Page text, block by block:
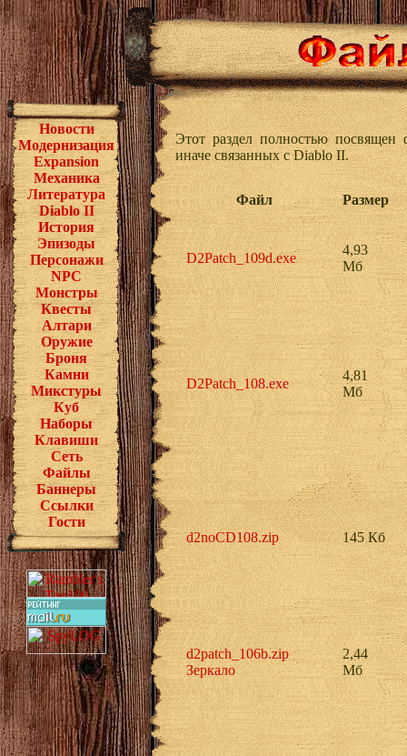
Новости
Модернизация
Expansion
Механика
Литература
Diablo II
История
Эпизоды
Персонажи
NPC
Монстры
Квесты
Алтари
Оружие
Броня
Камни
Микстуры
Куб
Наборы
Клавиши
Сеть
Файлы
Баннеры
Ссылки
Гости
Этот раздел полностью
иначе связанных с Diablo II.
Файл Размер
D2Patch_109d.exe
4,93
Мб
D2Patch_108.exe
4,81
Мб
d2noCD108.zip 145 Кб
d2patch_106b.zip
Зеркало
2,44
Мб